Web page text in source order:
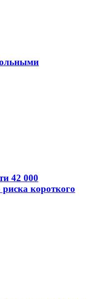
42 000
короткого